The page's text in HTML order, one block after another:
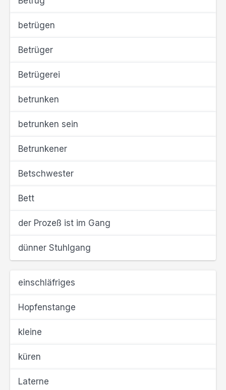
betrügen
Betrüger
Betrügerei
betrunken
betrunken sein
Betrunkener
Betschwester
Bett
der Prozeß ist im Gang
dünner Stuhlgang
einschläfriges
Hopfenstange
kleine
küren
Laterne